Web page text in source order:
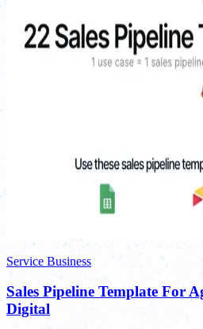
Service Business
Sales Pipeline Template For
Digital